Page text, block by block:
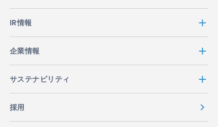
IR情報
企業情報
サステナビリティ
採用